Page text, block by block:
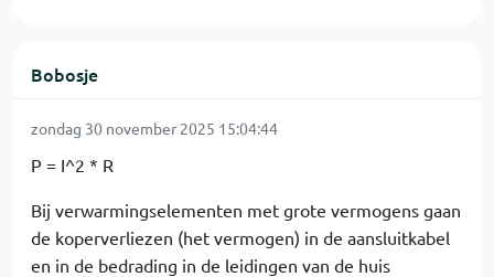
Bobosje
zondag 30 november 2025 15:04:44
P = I^2 * R
Bij verwarmingselementen met grote vermogens gaan
de koperverliezen (het vermogen) in de aansluitkabel
en in de bedrading in de leidingen van de huis